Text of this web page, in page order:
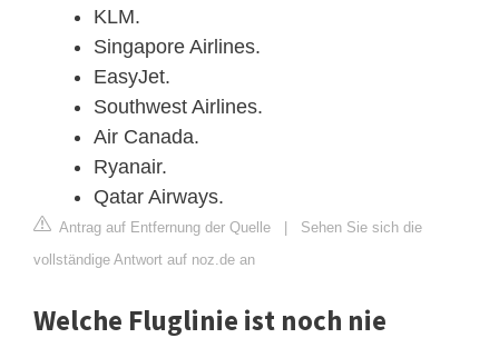
KLM.
Singapore Airlines.
EasyJet.
Southwest Airlines.
Air Canada.
Ryanair.
Qatar Airways.
Antrag auf Entfernung der Quelle
Sehen Sie sich die
vollständige Antwort auf noz.de an
Welche Fluglinie ist noch nie